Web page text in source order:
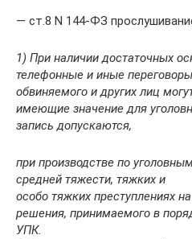
— ст.8 N 144-ФЗ
1) При наличии достаточных
телефонные и иные
обвиняемого и других лиц
имеющие значение для
запись допускаются,
при производстве по
средней тяжести, тяжких и
особо тяжких преступлениях
решения, принимаемого в
УПК.